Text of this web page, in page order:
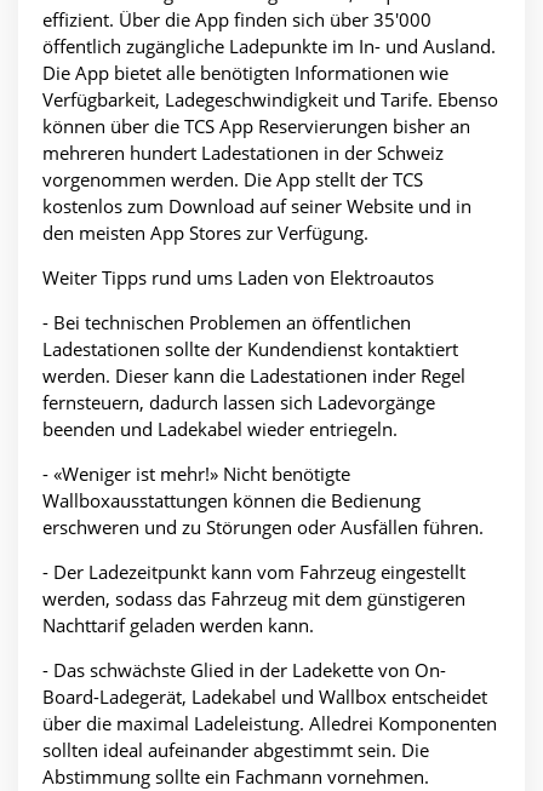
effizient. Über die App finden sich über 35'000
öffentlich zugängliche Ladepunkte im In- und Ausland.
Die App bietet alle benötigten Informationen wie
Verfügbarkeit, Ladegeschwindigkeit und Tarife. Ebenso
können über die TCS App Reservierungen bisher an
mehreren hundert Ladestationen in der Schweiz
vorgenommen werden. Die App stellt der TCS
kostenlos zum Download auf seiner Website und in
den meisten App Stores zur Verfügung.
Weiter Tipps rund ums Laden von Elektroautos
- Bei technischen Problemen an öffentlichen
Ladestationen sollte der Kundendienst kontaktiert
werden. Dieser kann die Ladestationen inder Regel
fernsteuern, dadurch lassen sich Ladevorgänge
beenden und Ladekabel wieder entriegeln.
- «Weniger ist mehr!» Nicht benötigte
Wallboxausstattungen können die Bedienung
erschweren und zu Störungen oder Ausfällen führen.
- Der Ladezeitpunkt kann vom Fahrzeug eingestellt
werden, sodass das Fahrzeug mit dem günstigeren
Nachttarif geladen werden kann.
- Das schwächste Glied in der Ladekette von On-
Board-Ladegerät, Ladekabel und Wallbox entscheidet
über die maximal Ladeleistung. Alledrei Komponenten
sollten ideal aufeinander abgestimmt sein. Die
Abstimmung sollte ein Fachmann vornehmen.